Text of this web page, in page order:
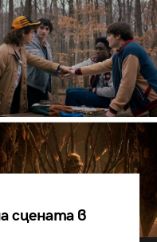
сцената в